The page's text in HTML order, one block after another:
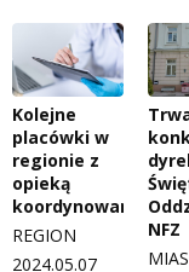
Kolejne
placówki w
regionie z
opieką
koordynowaną
REGION
2024.05.07
NFZ